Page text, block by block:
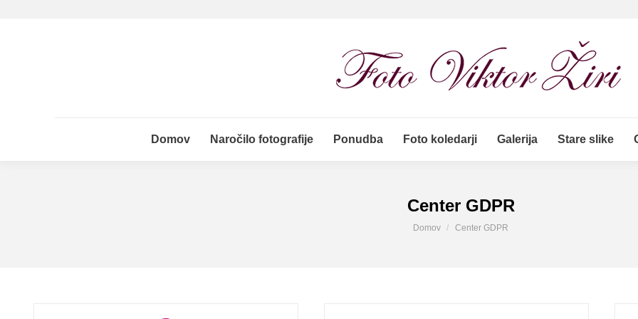
Domov Naročilo fotografije Ponudba Foto koledarji Galerija Stare slike
Center GDPR
You are here:
Domov Center GDPR